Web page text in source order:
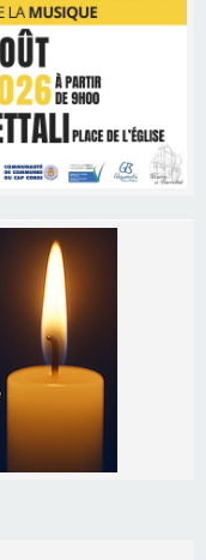
à Cruculi le
organise une